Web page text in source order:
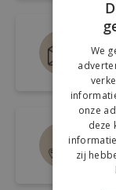
We
onze
deze
zij